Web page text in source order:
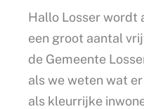
Hallo Losser wordt
een groot aantal
de Gemeente
als we weten wat
als kleurrijke